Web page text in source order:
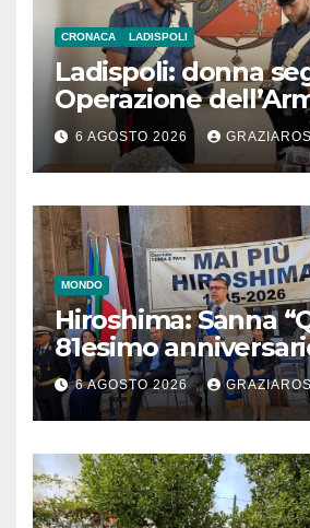
CRONACA LADISPOLI
Ladispoli: donna
Operazione
6 AGOSTO 2026
MONDO
Hiroshima: Sanna
81esimo
monito per tutti”
6 AGOSTO 2026